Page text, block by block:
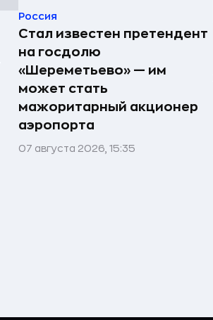
Россия
Стал известен претендент
на госдолю
«Шереметьево» — им
может стать
мажоритарный акционер
аэропорта
07 августа 2026, 15:35